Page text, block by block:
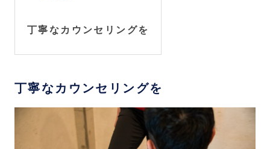
丁寧なカウンセリングを
丁寧なカウンセリングを